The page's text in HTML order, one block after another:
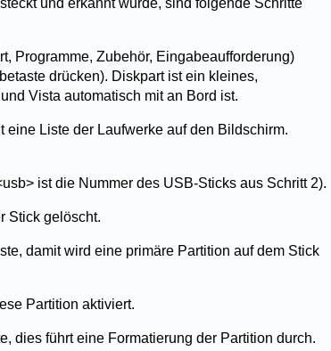
und erkannt wurde, sind folgende Schritte
Programme, Zubehör, Eingabeaufforderung)
drücken). Diskpart ist ein kleines,
Vista automatisch mit an Bord ist.
Liste der Laufwerke auf den Bildschirm.
ist die Nummer des USB-Sticks aus Schritt 2).
Stick gelöscht.
damit wird eine primäre Partition auf dem Stick
Partition aktiviert.
dies führt eine Formatierung der Partition durch.